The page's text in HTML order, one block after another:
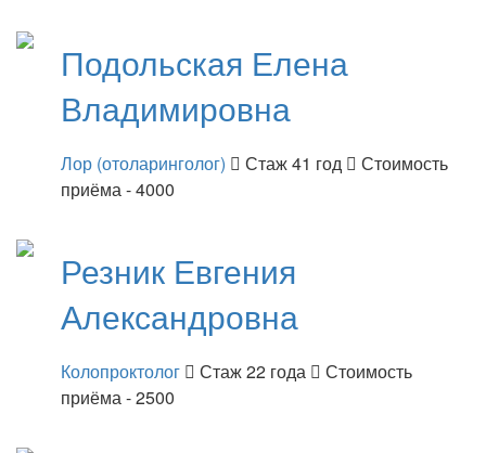
Подольская Елена
Владимировна
Лор (отоларинголог) Стаж 41 год
Стоимость
приёма - 4000
Резник Евгения
Александровна
Колопроктолог Стаж 22 года
Стоимость
приёма - 2500